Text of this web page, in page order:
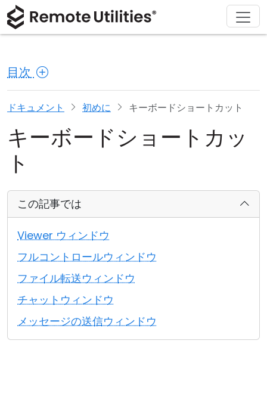
目次
ドキュメント 初めに キーボードショートカット
キーボードショートカッ
ト
この記事では
Viewer ウィンドウ
フルコントロールウィンドウ
ファイル転送ウィンドウ
チャットウィンドウ
メッセージの送信ウィンドウ
製品
セキュリティ
スクリーンショット
リリースノート
接続モード
無人アクセス
MSI 設定
クラウド＆オンプレミス
ソリューション
製造および小売
ヘルスケア
教育および政府
情報技術
ダウンロード
macOS
Linux
iOS/Android
購入
ライセンスアシスタント
ライセンスのアップグレード
サポート
ドキュメント
ナレッジベース
会社概要
プレスルーム
レビューを書く